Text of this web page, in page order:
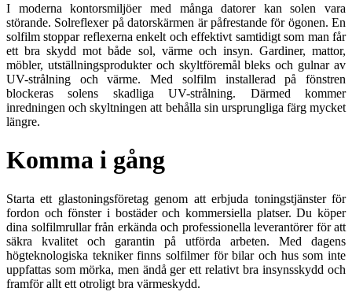
I moderna kontorsmiljöer med många datorer kan solen vara
störande. Solreflexer på datorskärmen är påfrestande för ögonen. En
solfilm stoppar reflexerna enkelt och effektivt samtidigt som man får
ett bra skydd mot både sol, värme och insyn. Gardiner, mattor,
möbler, utställningsprodukter och skyltföremål bleks och gulnar av
UV-strålning och värme. Med solfilm installerad på fönstren
blockeras solens skadliga UV-strålning. Därmed kommer
inredningen och skyltningen att behålla sin ursprungliga färg mycket
längre.
Komma i gång
Starta ett glastoningsföretag genom att erbjuda toningstjänster för
fordon och fönster i bostäder och kommersiella platser. Du köper
dina solfilmrullar från erkända och professionella leverantörer för att
säkra kvalitet och garantin på utförda arbeten. Med dagens
högteknologiska tekniker finns solfilmer för bilar och hus som inte
uppfattas som mörka, men ändå ger ett relativt bra insynsskydd och
framför allt ett otroligt bra värmeskydd.